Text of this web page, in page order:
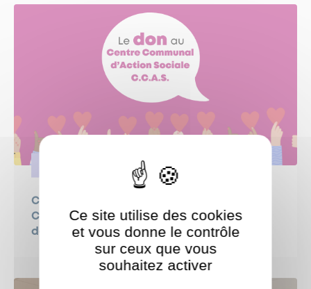
Campagne de dons 2026 au profit du
Centre Communal d’Action Sociale (CCAS)
de Garches
ShareThis est désactivé.
Ce site utilise des cookies
et vous donne le contrôle
sur ceux que vous
souhaitez activer